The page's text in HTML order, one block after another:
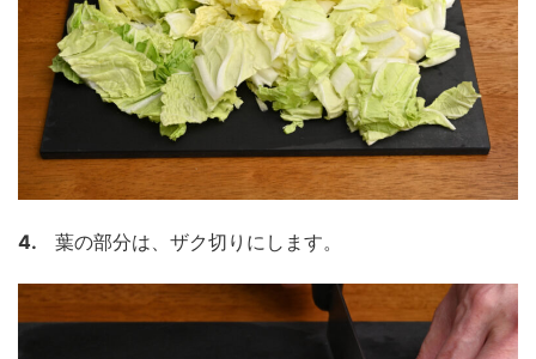
4. 葉の部分は、ザク切りにします。